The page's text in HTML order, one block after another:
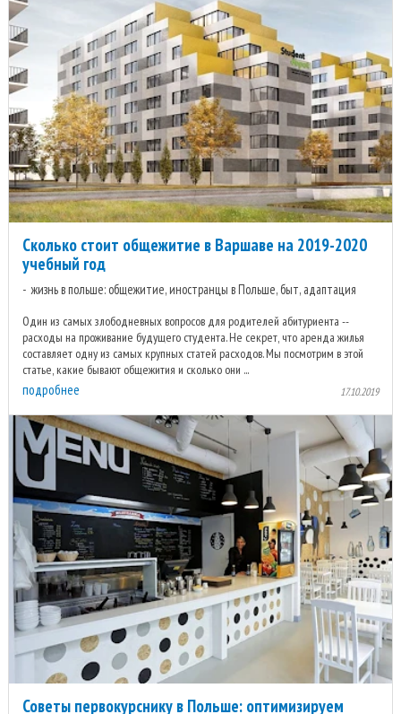
Сколько стоит общежитие в Варшаве на 2019-2020
учебный год
жизнь в польше: общежитие, иностранцы в Польше, быт, адаптация
Один из самых злободневных вопросов для родителей абитуриента --
расходы на проживание будущего студента. Не секрет, что аренда жилья
составляет одну из самых крупных статей расходов. Мы посмотрим в этой
статье, какие бывают общежития и сколько они ...
подробнее 17.10.2019
Советы первокурснику в Польше: оптимизируем